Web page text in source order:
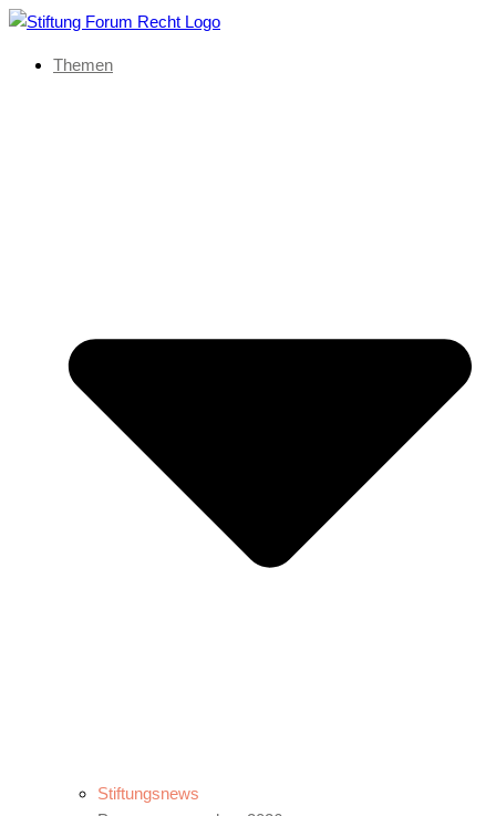
Themen
Stiftungsnews